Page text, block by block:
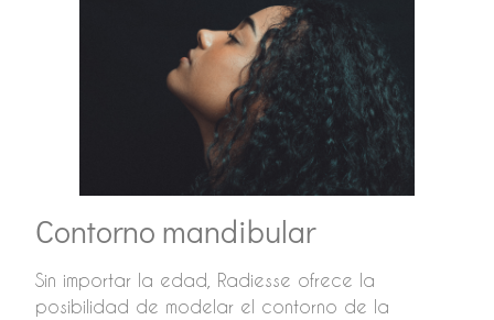
Contorno mandibular
Sin importar la edad, Radiesse ofrece la
posibilidad de modelar el contorno de la